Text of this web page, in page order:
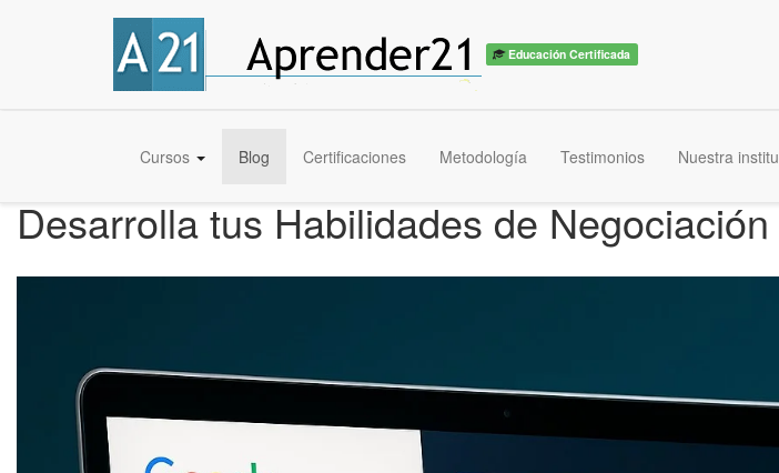
Educación Certificada
Cursos Blog Certificaciones Metodología Testimonios Nuestra
Desarrolla tus Habilidades de